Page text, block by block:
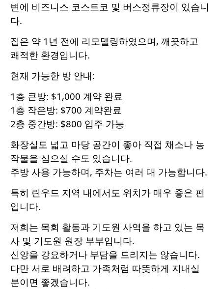
변에 비즈니스 코스트코 및 버스정류장이 있습니
다.
집은 약 1년 전에 리모델링하였으며, 깨끗하고
쾌적한 환경입니다.
현재 가능한 방 안내:
1층 큰방: $1,000 계약 완료
1층 작은방: $700 계약완료
2층 중간방: $800 입주 가능
화장실도 넓고 마당 공간이 좋아 직접 채소나 농
작물을 심으실 수도 있습니다.
주방 사용 가능하며, 주차는 여러 대 가능합니다.
특히 린우드 지역 내에서도 위치가 매우 좋은 편
입니다.
저희는 목회 활동과 기도원 사역을 하고 있는 목
사 및 기도원 원장 부부입니다.
신앙을 강요하거나 부담을 드리지는 않습니다.
다만 서로 배려하고 가족처럼 따뜻하게 지내실
분이면 좋겠습니다.